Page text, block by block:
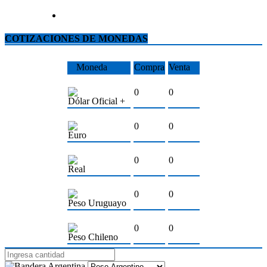
COTIZACIONES DE MONEDAS
Moneda Compra Venta
Dólar Oficial +
0 0
Euro
0 0
Real
0 0
Peso Uruguayo
0 0
Peso Chileno
0 0